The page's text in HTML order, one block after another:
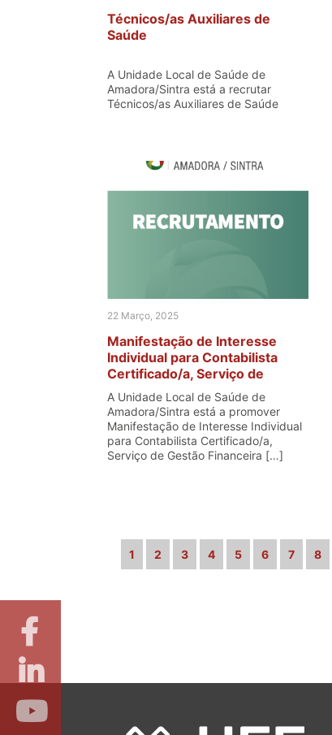
Técnicos/as Auxiliares de
Saúde
A Unidade Local de Saúde de
Amadora/Sintra está a recrutar
Técnicos/as Auxiliares de Saúde
22 Março, 2025
Manifestação de Interesse
Individual para Contabilista
Certificado/a, Serviço de
Gestão Financeira
A Unidade Local de Saúde de
Amadora/Sintra está a promover
Manifestação de Interesse Individual
para Contabilista Certificado/a,
Serviço de Gestão Financeira […]
1 2 3 4 5 6 7 8